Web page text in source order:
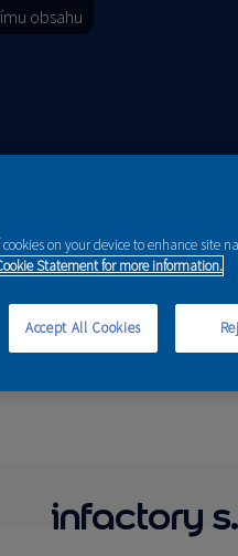
obsahu
infactory
cookies on your device to enhance site
Statement for more information.
Accept All Cookies